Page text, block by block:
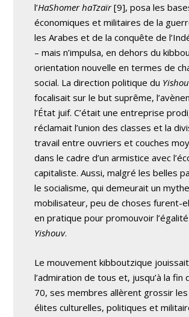
l’HaShomer haTzaïr[9], posa les
économiques et militaires de la
les Arabes et de la conquête de
– mais n’impulsa, en dehors du
orientation nouvelle en termes de
social. La direction politique du
focalisait sur le but suprême,
l’État juif. C’était une entreprise
réclamait l’union des classes et la
travail entre ouvriers et couches
dans le cadre d’un armistice avec
capitaliste. Aussi, malgré les belles
le socialisme, qui demeurait un mythe
mobilisateur, peu de choses furent-
en pratique pour promouvoir
Yishouv.
Le mouvement kibboutzique
l’admiration de tous et, jusqu’à la fin
70, ses membres allèrent grossir
élites culturelles, politiques et